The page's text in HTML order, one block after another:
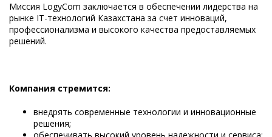
Миссия LogyCom заключается в обеспечении лидерства на
рынке IT-технологий Казахстана за счет инноваций,
профессионализма и высокого качества предоставляемых
решений.
Компания стремится:
внедрять современные технологии и инновационные
решения;